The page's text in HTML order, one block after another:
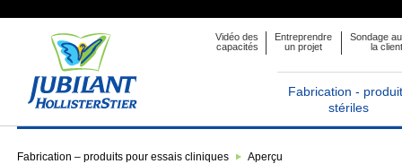
Vidéo des
capacités
Entreprendre
un projet
Sondage
la
Fabrication -
stériles
Fabrication – produits pour essais cliniques Aperçu